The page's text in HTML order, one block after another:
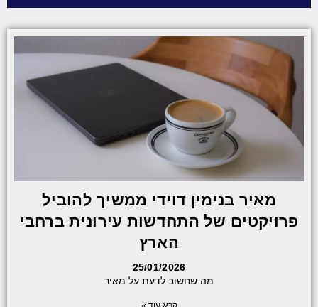
מאיר בנימין דוידי ממשיך להוביל
פרויקטים של התחדשות עירונית ברחבי
הארץ
25/01/2026
מה שחשוב לדעת על מאיר